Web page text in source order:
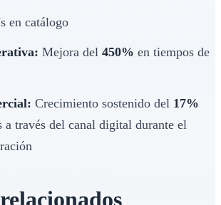
en catálogo
Mejora del 450% en tiempos de
Crecimiento sostenido del 17%
a través del canal digital durante el